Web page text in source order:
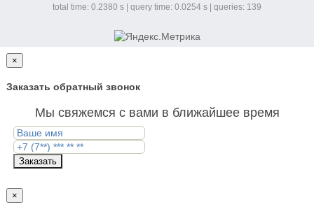
total time: 0.2380 s | query time: 0.0254 s | queries: 139
×
Заказать обратный звонок
Мы свяжемся с вами в ближайшее время
Заказать
×